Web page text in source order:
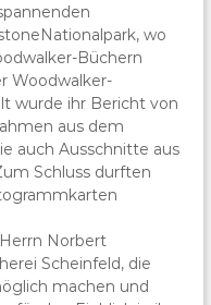
wo
Büchern
Woodwalker-
wurde ihr Bericht von
aus dem
auch Ausschnitte aus
Schluss durften
Norbert
Scheinfeld, die
machen und